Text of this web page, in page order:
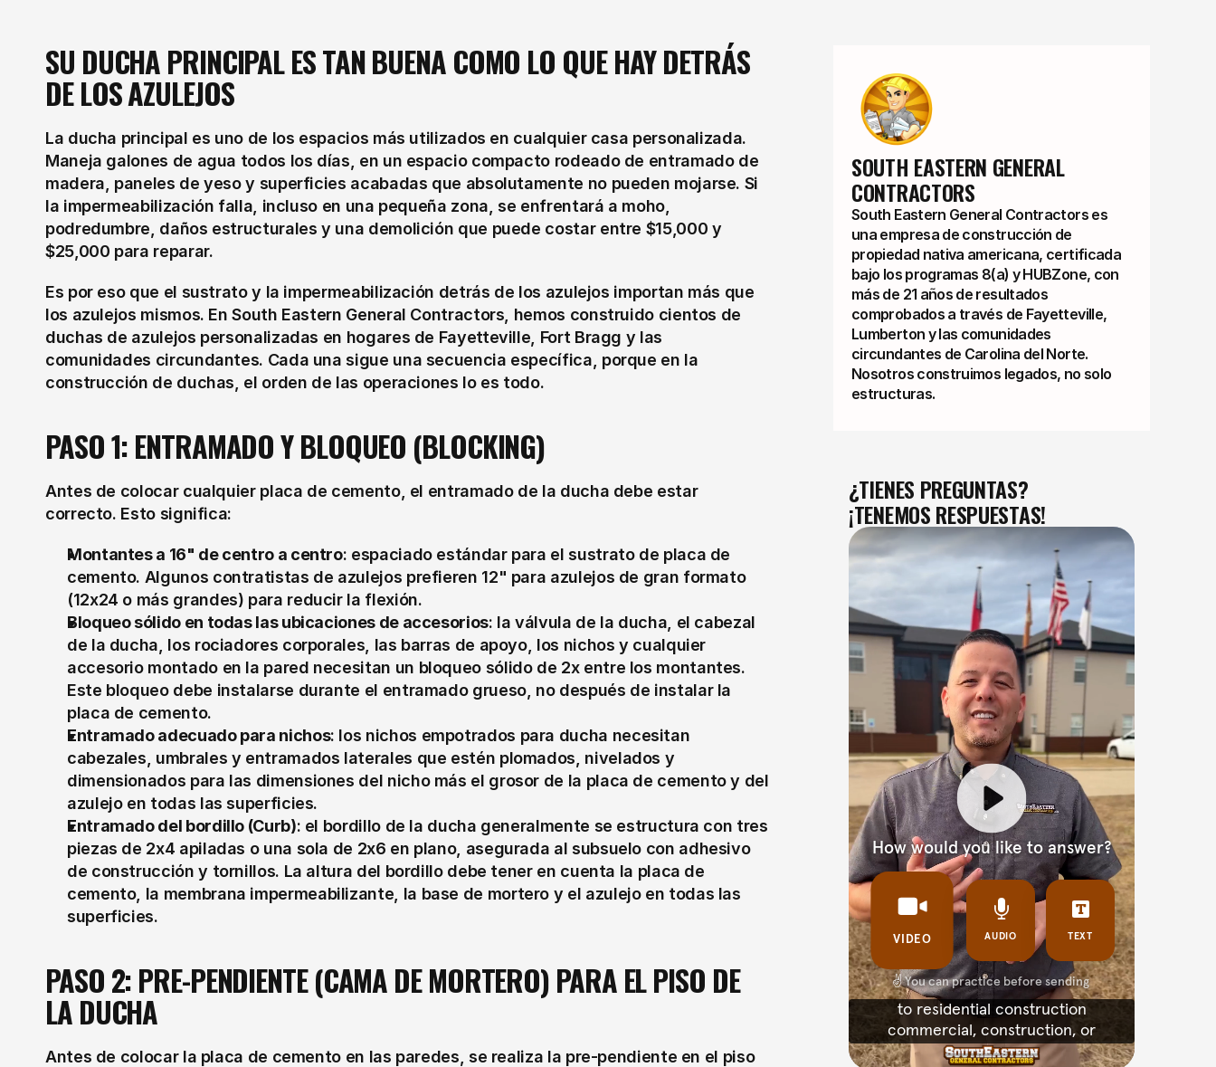
SU DUCHA PRINCIPAL ES TAN BUENA COMO LO QUE HAY DETRÁS
DE LOS AZULEJOS
La ducha principal es uno de los espacios más utilizados en cualquier casa personalizada.
Maneja galones de agua todos los días, en un espacio compacto rodeado de entramado de
madera, paneles de yeso y superficies acabadas que absolutamente no pueden mojarse. Si
la impermeabilización falla, incluso en una pequeña zona, se enfrentará a moho,
podredumbre, daños estructurales y una demolición que puede costar entre $15,000 y
$25,000 para reparar.
Es por eso que el sustrato y la impermeabilización detrás de los azulejos importan más que
los azulejos mismos. En South Eastern General Contractors, hemos construido cientos de
duchas de azulejos personalizadas en hogares de Fayetteville, Fort Bragg y las
comunidades circundantes. Cada una sigue una secuencia específica, porque en la
construcción de duchas, el orden de las operaciones lo es todo.
PASO 1: ENTRAMADO Y BLOQUEO (BLOCKING)
Antes de colocar cualquier placa de cemento, el entramado de la ducha debe estar
correcto. Esto significa:
Montantes a 16" de centro a centro: espaciado estándar para el sustrato de placa de
cemento. Algunos contratistas de azulejos prefieren 12" para azulejos de gran formato
(12x24 o más grandes) para reducir la flexión.
Bloqueo sólido en todas las ubicaciones de accesorios: la válvula de la ducha, el cabezal
de la ducha, los rociadores corporales, las barras de apoyo, los nichos y cualquier
accesorio montado en la pared necesitan un bloqueo sólido de 2x entre los montantes.
Este bloqueo debe instalarse durante el entramado grueso, no después de instalar la
placa de cemento.
Entramado adecuado para nichos: los nichos empotrados para ducha necesitan
cabezales, umbrales y entramados laterales que estén plomados, nivelados y
dimensionados para las dimensiones del nicho más el grosor de la placa de cemento y del
azulejo en todas las superficies.
Entramado del bordillo (Curb): el bordillo de la ducha generalmente se estructura con tres
piezas de 2x4 apiladas o una sola de 2x6 en plano, asegurada al subsuelo con adhesivo
de construcción y tornillos. La altura del bordillo debe tener en cuenta la placa de
cemento, la membrana impermeabilizante, la base de mortero y el azulejo en todas las
superficies.
PASO 2: PRE-PENDIENTE (CAMA DE MORTERO) PARA EL PISO DE
LA DUCHA
Antes de colocar la placa de cemento en las paredes, se realiza la pre-pendiente en el piso
SOUTH EASTERN GENERAL
CONTRACTORS
South Eastern General Contractors es
una empresa de construcción de
propiedad nativa americana, certificada
bajo los programas 8(a) y HUBZone, con
más de 21 años de resultados
comprobados a través de Fayetteville,
Lumberton y las comunidades
circundantes de Carolina del Norte.
Nosotros construimos legados, no solo
estructuras.
¿TIENES PREGUNTAS?
¡TENEMOS RESPUESTAS!